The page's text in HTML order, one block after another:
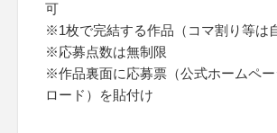
可
※1枚で完結する作品（コマ割り等は
※応募点数は無制限
※作品裏面に応募票（公式ホームペ
ロード）を貼付け